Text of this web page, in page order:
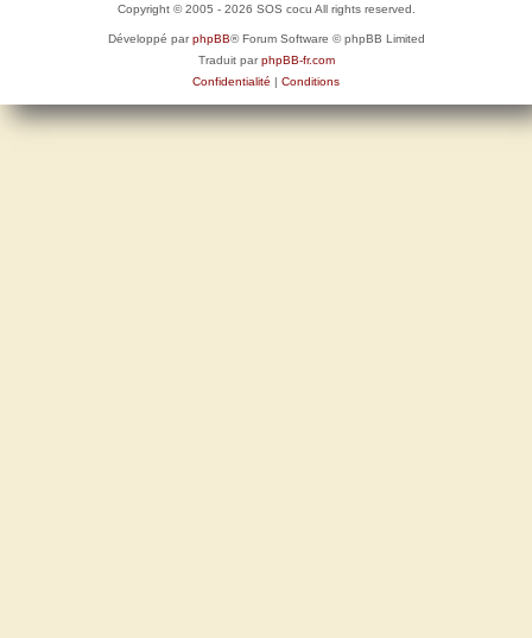
Copyright © 2005 - 2026 SOS cocu All rights reserved.
Développé parphpBB® Forum Software © phpBB Limited
Traduit parphpBB-fr.com
Confidentialité | Conditions